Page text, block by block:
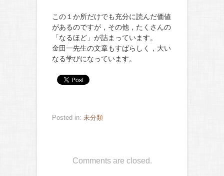
この１か所だけでも充分に読んだ価値
があるのですが，その他，たくさんの
「なるほど」が詰まっています。
金田一先生の文章もすばらしく，大い
なる学びになっています。
Posted in: 未分類
Comments are closed.